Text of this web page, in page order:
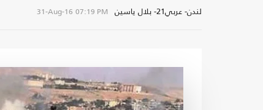
لندن- عربي21- بلال ياسين 31-Aug-16 07:19 PM